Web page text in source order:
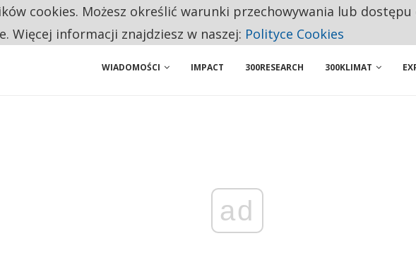
W EUROPEJSKI PRZEMYSŁ. NA LIŚCIE SĄ DWA PODMIOTY Z POLSKI
WIADOMOŚCI IMPACT 300RESEARCH 300KLIMAT
ad
cookies. Możesz określić warunki przechowywania lub
Więcej informacji znajdziesz w naszej: Polityce Cookies